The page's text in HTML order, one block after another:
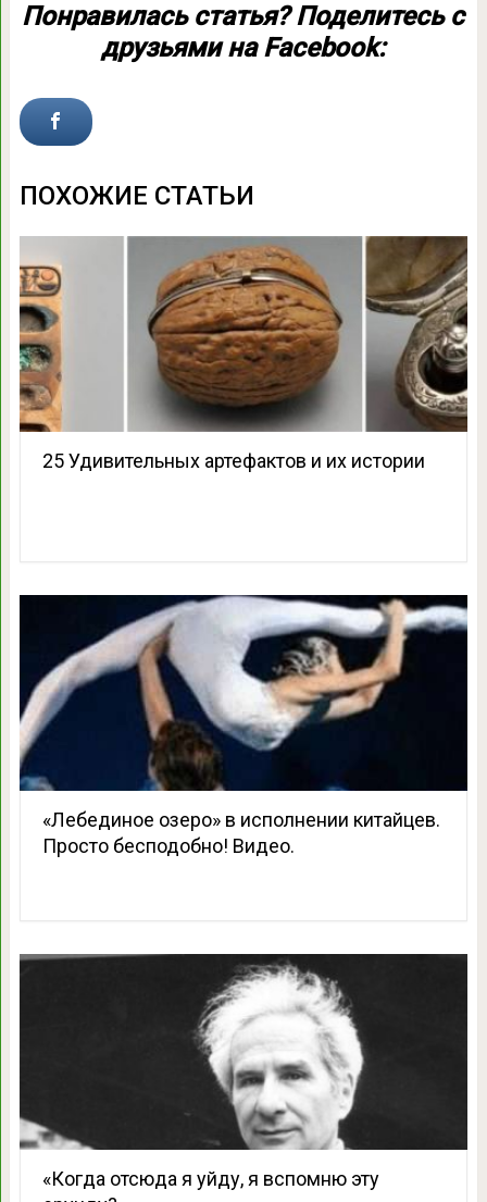
Понравилась статья? Поделитесь с
друзьями на Facebook:
ПОХОЖИЕ СТАТЬИ
25 Удивительных артефактов и их истории
«Лебединое озеро» в исполнении китайцев.
Просто бесподобно! Видео.
«Когда отсюда я уйду, я вспомню эту